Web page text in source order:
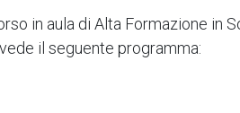
in aula di Alta Formazione in
il seguente programma: